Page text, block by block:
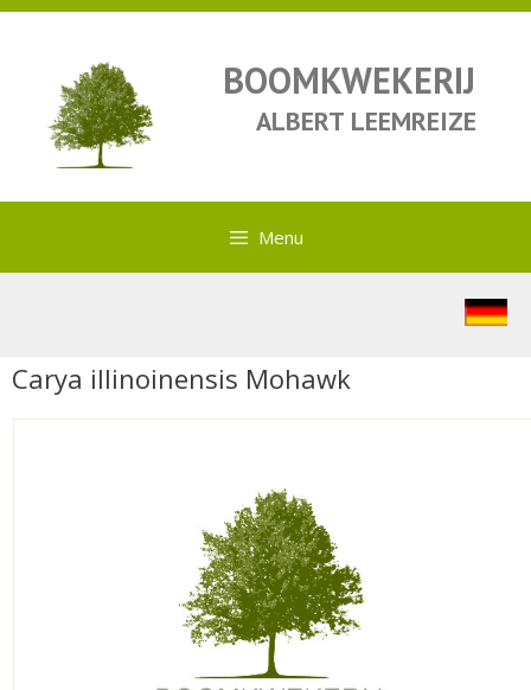
BOOMKWEKERIJ
ALBERT LEEMREIZE
Menu
Carya illinoinensis Mohawk